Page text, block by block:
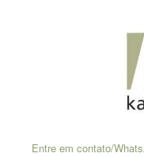
Entre em contato/